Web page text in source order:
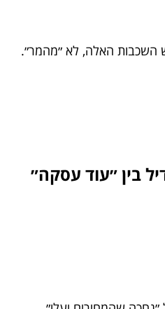
השכבות האלה, לא ״מהמר״.
בין ״עוד עסקה״